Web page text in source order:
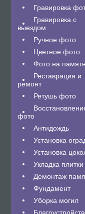
Гравировка
Гравировка с
выездом
Ручное фото
Цветное фото
Фото на
Реставрация и
ремонт
Ретушь фото
фото
Антидождь
Установка
Установка
Укладка плитки
Демонтаж
Фундамент
Уборка могил